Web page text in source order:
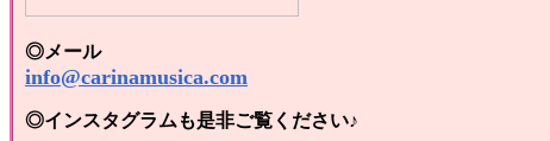
◎メール
info@carinamusica.com
◎インスタグラムも是非ご覧ください♪